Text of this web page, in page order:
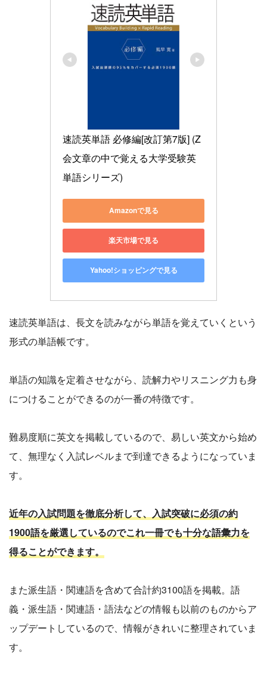
速読英単語 必修編[改訂第7版] (Z
会文章の中で覚える大学受験英
単語シリーズ)
Amazonで見る
楽天市場で見る
Yahoo!ショッピングで見る
速読英単語は、長文を読みながら単語を覚えていくという
形式の単語帳です。
単語の知識を定着させながら、読解力やリスニング力も身
につけることができるのが一番の特徴です。
難易度順に英文を掲載しているので、易しい英文から始め
て、無理なく入試レベルまで到達できるようになっていま
す。
近年の入試問題を徹底分析して、入試突破に必須の約
1900語を厳選しているのでこれ一冊でも十分な語彙力を
得ることができます。
また派生語・関連語を含めて合計約3100語を掲載。語
義・派生語・関連語・語法などの情報も以前のものからア
ップデートしているので、情報がきれいに整理されていま
す。